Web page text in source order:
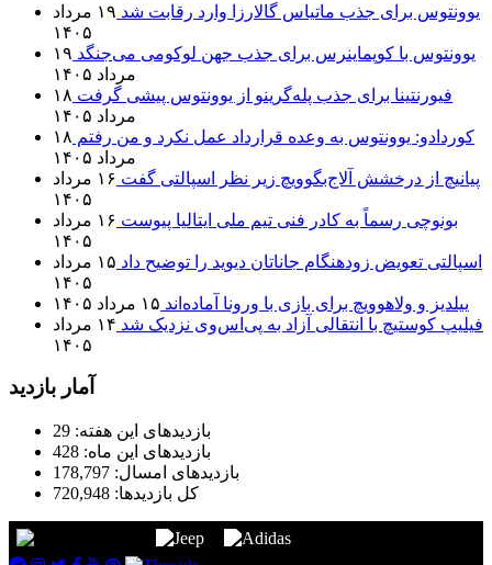
یوونتوس برای جذب ماتیاس گالارزا وارد رقابت شد
۱۹ مرداد
۱۴۰۵
یوونتوس با کوپماینرس برای جذب جهن لوکومی می‌جنگد ۱۹
مرداد ۱۴۰۵
فیورنتینا برای جذب پله‌گرینو از یوونتوس پیشی گرفت ۱۸
مرداد ۱۴۰۵
کوردادو: یوونتوس به وعده قرارداد عمل نکرد و من رفتم ۱۸
مرداد ۱۴۰۵
پیانیچ از درخشش آلاج‌بگوویچ زیر نظر اسپالتی گفت
۱۶ مرداد
۱۴۰۵
بونوچی رسماً به کادر فنی تیم ملی ایتالیا پیوست
۱۶ مرداد
۱۴۰۵
اسپالتی تعویض زودهنگام جاناتان دیوید را توضیح داد
۱۵ مرداد
۱۴۰۵
ییلدیز و ولاهوویچ برای بازی با ورونا آماده‌اند ۱۵ مرداد ۱۴۰۵
فیلیپ کوستیچ با انتقالی آزاد به پی‌اس‌وی نزدیک شد
۱۴ مرداد
۱۴۰۵
آمار بازدید
بازدیدهای این هفته: 29
بازدیدهای این ماه: 428
بازدیدهای امسال: 178,797
کل بازدیدها: 720,948